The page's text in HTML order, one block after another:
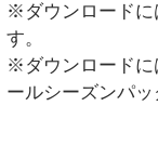
※ダウンロードに
す。
※ダウンロードに
ールシーズンパッ